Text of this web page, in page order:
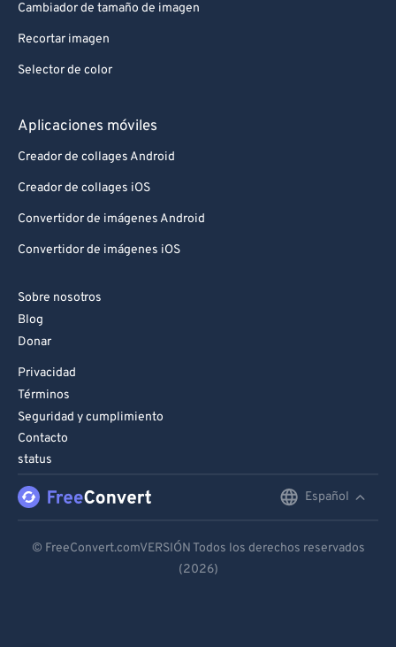
Cambiador de tamaño de imagen
Recortar imagen
Selector de color
Aplicaciones móviles
Creador de collages Android
Creador de collages iOS
Convertidor de imágenes Android
Convertidor de imágenes iOS
Sobre nosotros
Blog
Donar
Privacidad
Términos
Seguridad y cumplimiento
Contacto
status
Español
Español
© FreeConvert.comVERSIÓN Todos los derechos reservados
(2026)